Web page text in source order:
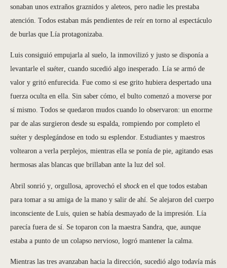
sonaban unos extraños graznidos y aleteos, pero nadie les prestaba
atención. Todos estaban más pendientes de reír en torno al espectáculo
de burlas que Lía protagonizaba.
Luis consiguió empujarla al suelo, la inmovilizó y justo se disponía a
levantarle el suéter, cuando sucedió algo inesperado. Lía se armó de
valor y gritó enfurecida. Fue como si ese grito hubiera despertado una
fuerza oculta en ella. Sin saber cómo, el bulto comenzó a moverse por
sí mismo. Todos se quedaron mudos cuando lo observaron: un enorme
par de alas surgieron desde su espalda, rompiendo por completo el
suéter y desplegándose en todo su esplendor. Estudiantes y maestros
voltearon a verla perplejos, mientras ella se ponía de pie, agitando esas
hermosas alas blancas que brillaban ante la luz del sol.
Abril sonrió y, orgullosa, aprovechó el shocken el que todos estaban
para tomar a su amiga de la mano y salir de ahí. Se alejaron del cuerpo
inconsciente de Luis, quien se había desmayado de la impresión. Lía
parecía fuera de sí. Se toparon con la maestra Sandra, que, aunque
estaba a punto de un colapso nervioso, logró mantener la calma.
Mientras las tres avanzaban hacia la dirección, sucedió algo todavía más